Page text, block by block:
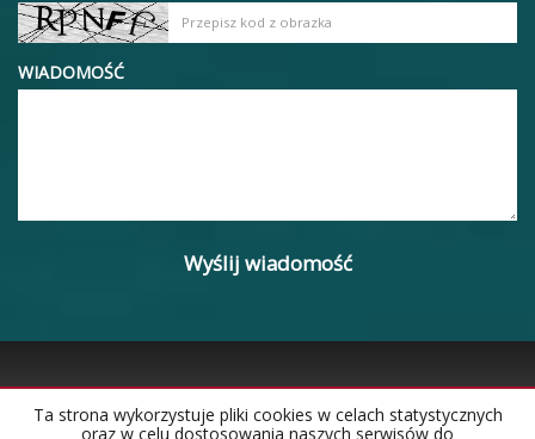
WIADOMOŚĆ
Ta strona wykorzystuje pliki cookies w celach statystycznych
oraz w celu dostosowania naszych serwisów do